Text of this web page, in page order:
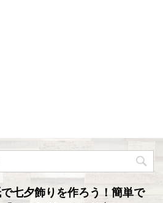
七夕飾りを作ろう！簡単で